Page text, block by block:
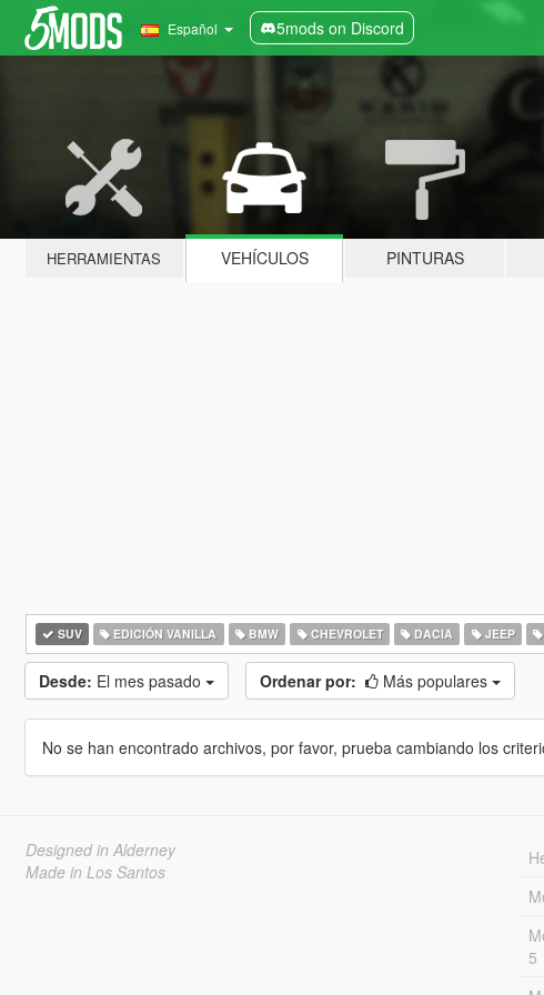
Español 5mods on Discord
HERRAMIENTAS VEHÍCULOS PINTURAS
SUV EDICIÓN VANILLA BMW CHEVROLET DACIA JEEP
Desde: El mes pasado Ordenar por: Más populares
No se han encontrado archivos, por favor, prueba cambiando los
Designed in Alderney
Made in Los Santos
5